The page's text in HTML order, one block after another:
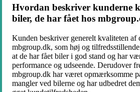
Hvordan beskriver kunderne
biler, de har fået hos
Kunden beskriver generelt kvaliteten af
mbgroup.dk, som høj og
at de har fået biler i god stand og har
performance og udseende. Derudover
mbgroup.dk har været opmærksomme
mangler ved bilerne og har udbedret